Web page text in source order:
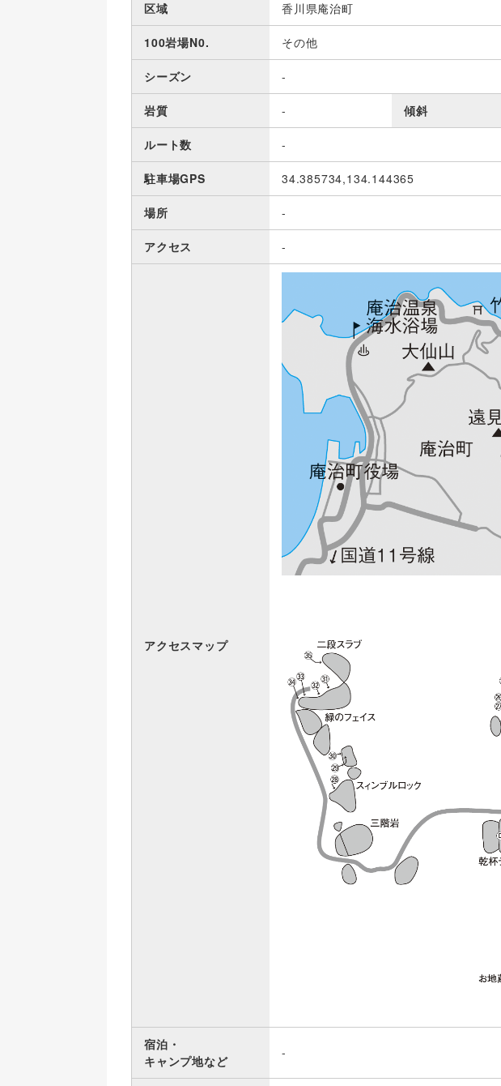
区域 香川県庵治町
100岩場N0. その他
シーズン -
岩質 - 傾斜
ルート数 -
駐車場GPS 34.385734,134.144365
場所 -
アクセス -
アクセスマップ
宿泊・
キャンプ地など
-